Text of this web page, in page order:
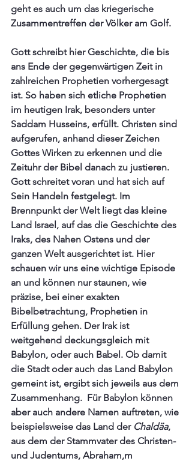
geht es auch um das kriegerische
Zusammentreffen der Völker am Golf.
Gott schreibt hier Geschichte, die bis
ans Ende der gegenwärtigen Zeit in
zahlreichen Prophetien vorhergesagt
ist. So haben sich etliche Prophetien
im heutigen Irak, besonders unter
Saddam Husseins, erfüllt. Christen sind
aufgerufen, anhand dieser Zeichen
Gottes Wirken zu erkennen und die
Zeituhr der Bibel danach zu justieren.
Gott schreitet voran und hat sich auf
Sein Handeln festgelegt. Im
Brennpunkt der Welt liegt das kleine
Land Israel, auf das die Geschichte des
Iraks, des Nahen Ostens und der
ganzen Welt ausgerichtet ist. Hier
schauen wir uns eine wichtige Episode
an und können nur staunen, wie
präzise, bei einer exakten
Bibelbetrachtung, Prophetien in
Erfüllung gehen. Der Irak ist
weitgehend deckungsgleich mit
Babylon, oder auch Babel. Ob damit
die Stadt oder auch das Land Babylon
gemeint ist, ergibt sich jeweils aus dem
Zusammenhang.  Für Babylon können
aber auch andere Namen auftreten, wie
beispielsweise das Land der Chaldäa,
aus dem der Stammvater des Christen-
und Judentums, Abraham,m